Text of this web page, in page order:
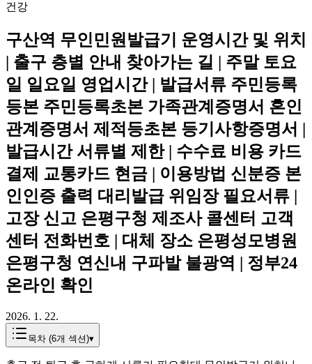
건강
구산역 무인민원발급기 운영시간 및 위치
| 출구 층별 안내 찾아가는 길 | 주말 토요
일 일요일 영업시간 | 발급서류 주민등록
등본 주민등록초본 가족관계증명서 혼인
관계증명서 제적등초본 등기사항증명서 |
발급시간 서류별 제한 | 수수료 비용 카드
결제 교통카드 현금 | 이용방법 신분증 본
인인증 출력 대리발급 위임장 필요서류 |
고장 신고 은평구청 제조사 콜센터 고객
센터 전화번호 | 대체 장소 은평성모병원
은평구청 연신내 구파발 불광역 | 정부24
온라인 확인
2026. 1. 22.
목차 (6개 섹션)▾